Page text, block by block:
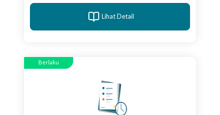
Lihat Detail
Berlaku